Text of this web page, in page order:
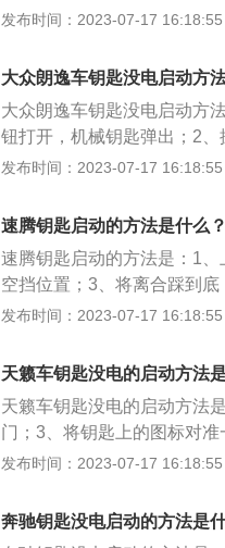
寸是：长4632mm、宽
然吸气发动机，最大马力是
匹配的是5挡手动变速箱。
发布时间：2023-07-17 16:18:55
大众朗逸车钥匙没电启动方
大众朗逸车钥匙没电启动方
钮打开，机械钥匙弹出；2
缝隙中间撬开，更换电池即
021款手动风尚版大众朗逸
立悬架，其搭载了1.5l自然
最大扭矩是145nm。
发布时间：2023-07-17 16:18:55
速腾钥匙启动的方法是什么？
速腾钥匙启动的方法是：1
空挡位置；3、将离合踩到
版速腾为例，其车身长宽高
前悬架是麦弗逊式独立悬架
发动机，最大马力是116ps
是5挡手动变速箱。
发布时间：2023-07-17 16:18:55
天籁车钥匙没电的启动方法
天籁车钥匙没电的启动方法
门；3、将钥匙上的图标对
车身长宽高分别是：
最大扭矩是197nm，与其匹
发布时间：2023-07-17 16:18:55
奔驰钥匙没电启动的方法是